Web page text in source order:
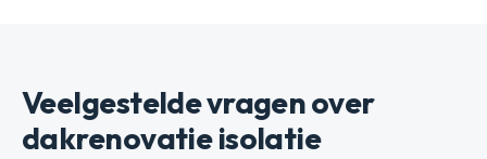
Veelgestelde vragen over
dakrenovatie isolatie